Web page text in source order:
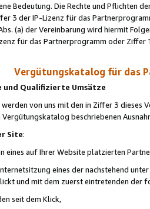
Bedeutung. Die Rechte und Pflichten
3 der IP-Lizenz für das
(a) der Vereinbarung wird hiermit
für das Partnerprogramm oder
Vergütungskatalog für das
Qualifizierte Umsätze
werden von uns mit den in Ziffer 3
beschriebenen
Site:
eines auf Ihrer Website platzierten
eines der nachstehend
und mit dem zuerst eintretenden der
seit dem Klick,